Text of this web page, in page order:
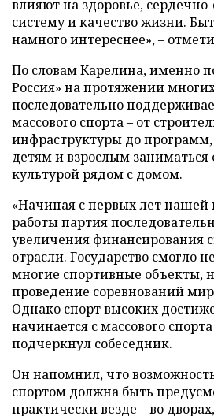
влияют на здоровье,
систему и качество жизни.
намного интереснее», –
По словам Карелина, именно
Россия» на протяжении
последовательно
массового спорта – от
инфраструктуры до
детям и взрослым
культурой рядом с домом.
«Начиная с первых лет нашей
работы партия
увеличения финансирования
отрасли. Государство смогло
многие спортивные объекты,
проведение соревнований
Однако спорт высоких
начинается с массового
подчеркнул собеседник.
Он напомнил, что
спортом должна быть
практически везде – во